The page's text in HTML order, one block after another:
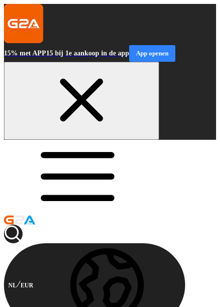
15% met APP15 bij 1e aankoop in de app App openen
NL EUR